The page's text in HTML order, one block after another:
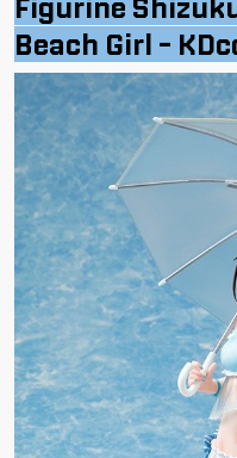
Figurine
Beach Girl -